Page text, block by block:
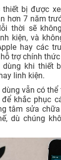
thiết bị được
hơn 7 năm
thời sẽ
kiện, và
hay các
trợ chính
dùng khi thiết
linh kiện.
vẫn có
khắc phục
tâm sửa
dù chúng